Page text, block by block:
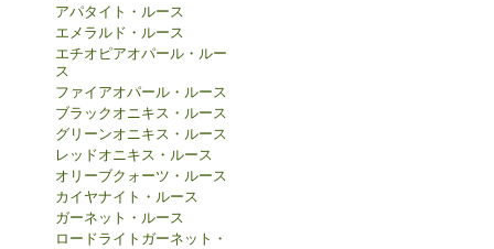
アパタイト・ルース
エメラルド・ルース
エチオピアオパール・ルー
ス
ファイアオパール・ルース
ブラックオニキス・ルース
グリーンオニキス・ルース
レッドオニキス・ルース
オリーブクォーツ・ルース
カイヤナイト・ルース
ガーネット・ルース
ロードライトガーネット・